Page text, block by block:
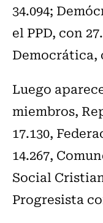
34.094;
el PPD, con
Democrática,
Luego
miembros,
17.130,
14.267,
Social
Progresista